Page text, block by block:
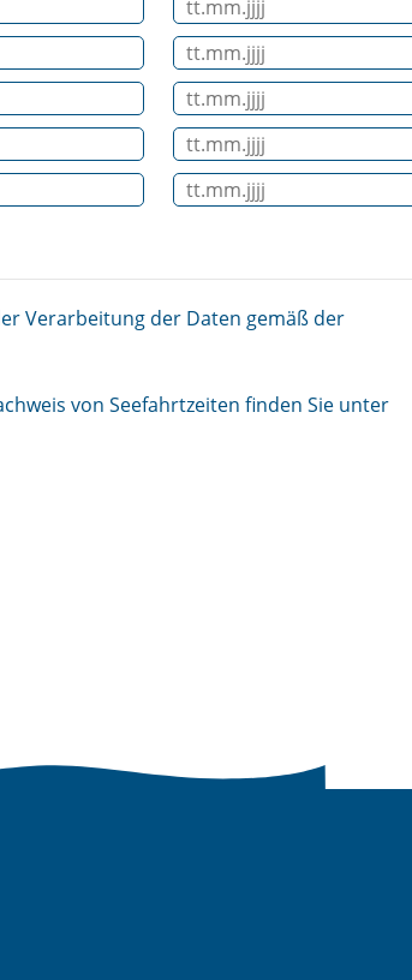
Verarbeitung der Daten gemäß der
von Seefahrtzeiten finden Sie unter